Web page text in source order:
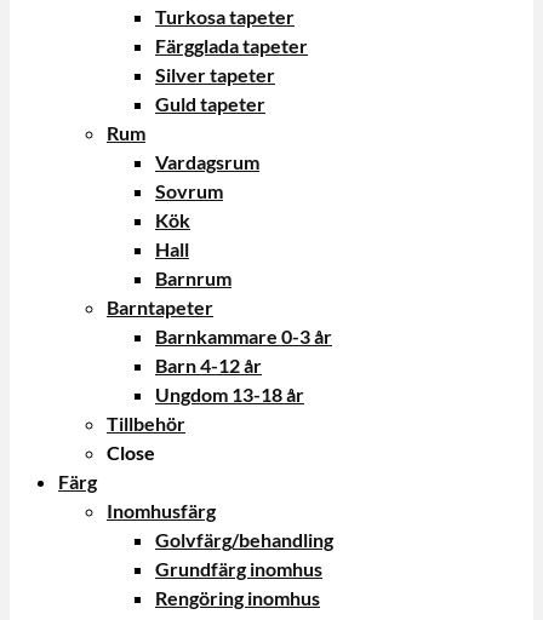
Turkosa tapeter
Färgglada tapeter
Silver tapeter
Guld tapeter
Rum
Vardagsrum
Sovrum
Kök
Hall
Barnrum
Barntapeter
Barnkammare 0-3 år
Barn 4-12 år
Ungdom 13-18 år
Tillbehör
Close
Färg
Inomhusfärg
Golvfärg/behandling
Grundfärg inomhus
Rengöring inomhus